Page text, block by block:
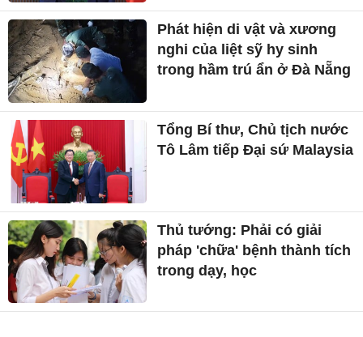
Phát hiện di vật và xương
nghi của liệt sỹ hy sinh
trong hầm trú ẩn ở Đà Nẵng
Tổng Bí thư, Chủ tịch nước
Tô Lâm tiếp Đại sứ Malaysia
Thủ tướng: Phải có giải
pháp 'chữa' bệnh thành tích
trong dạy, học